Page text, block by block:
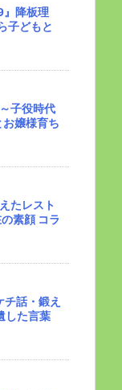
』降板理
子どもと
子役時代
嬢様育ち
たレスト
素顔 コラ
話・鍛え
した言葉